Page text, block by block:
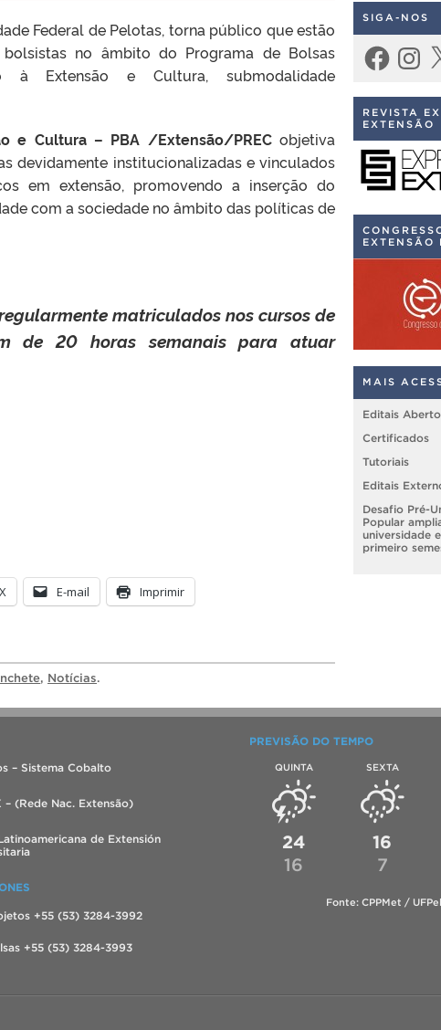
Federal de Pelotas, torna público que estão
bolsistas no âmbito do Programa de Bolsas
à Extensão e Cultura, submodalidade
e Cultura – PBA /Extensão/PRECobjetiva
devidamente institucionalizadas e vinculados
em extensão, promovendo a inserção do
com a sociedade no âmbito das políticas de
matriculados nos cursos de
de 20 horas semanais para atuar
X E-mail Imprimir
, Notícias.
SIGA-NOS
Facebook X
REVISTA
EXTENSÃO
EXTENSÃO
MAIS
Editais
Certificados
Tutoriais
Editais
Desafio Pré-
Popular
universidade
primeiro
– Sistema Cobalto
– (Rede Nac. Extensão)
de Extensión
+55 (53) 3284-3992
+55 (53) 3284-3993
PREVISÃO DO TEMPO
QUINTA
24
16
SEXTA
16
7
Fonte: CPPMet / UFPel